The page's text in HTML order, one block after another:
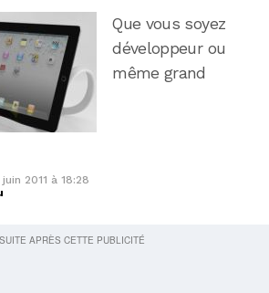
Que vous soyez
développeur ou
même grand
2011 à 18:28